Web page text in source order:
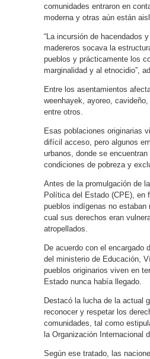
comunidades entraron en
moderna y otras aún están
“La incursión de hacendados
madereros socava la
pueblos y prácticamente los
marginalidad y al etnocidio”,
Entre los asentamientos
weenhayek, ayoreo,
entre otros.
Esas poblaciones originarias
difícil acceso, pero algunos
urbanos, donde se
condiciones de pobreza y
Antes de la promulgación de
Política del Estado (CPE), en
pueblos indígenas no estaban
cual sus derechos eran
atropellados.
De acuerdo con el encargado
del ministerio de Educación,
pueblos originarios viven en
Estado nunca había llegado.
Destacó la lucha de la actual
reconocer y respetar los
comunidades, tal como
la Organización Internacional
Según ese tratado, las